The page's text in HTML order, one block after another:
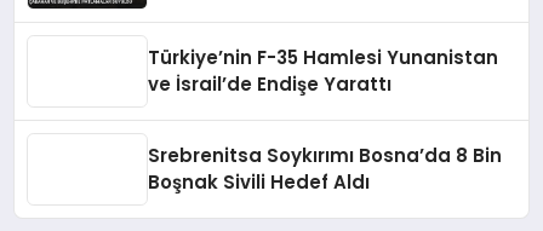
Türkiye’nin F-35 Hamlesi Yunanistan
ve İsrail’de Endişe Yarattı
Srebrenitsa Soykırımı Bosna’da 8 Bin
Boşnak Sivili Hedef Aldı